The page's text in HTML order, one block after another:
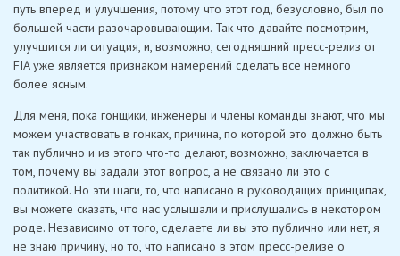
путь вперед и улучшения, потому что этот год, безусловно, был по
большей части разочаровывающим. Так что давайте посмотрим,
улучшится ли ситуация, и, возможно, сегодняшний пресс-релиз от
FIA уже является признаком намерений сделать все немного
более ясным.
Для меня, пока гонщики, инженеры и члены команды знают, что мы
можем участвовать в гонках, причина, по которой это должно быть
так публично и из этого что-то делают, возможно, заключается в
том, почему вы задали этот вопрос, а не связано ли это с
политикой. Но эти шаги, то, что написано в руководящих принципах,
вы можете сказать, что нас услышали и прислушались в некотором
роде. Независимо от того, сделаете ли вы это публично или нет, я
не знаю причину, но то, что написано в этом пресс-релизе о